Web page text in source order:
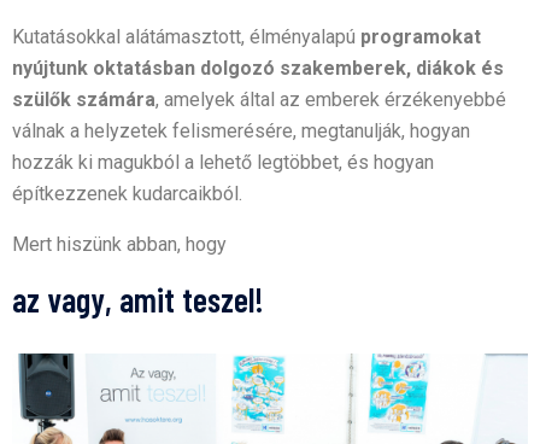
Kutatásokkal alátámasztott, élményalapú programokat
nyújtunk oktatásban dolgozó szakemberek, diákok és
szülők számára, amelyek által az emberek érzékenyebbé
válnak a helyzetek felismerésére, megtanulják, hogyan
hozzák ki magukból a lehető legtöbbet, és hogyan
építkezzenek kudarcaikból.
Mert hiszünk abban, hogy
az vagy, amit teszel!